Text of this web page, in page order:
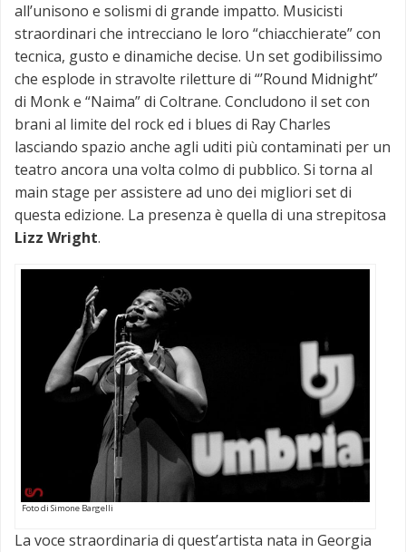
all’unisono e solismi di grande impatto. Musicisti
straordinari che intrecciano le loro “chiacchierate” con
tecnica, gusto e dinamiche decise. Un set godibilissimo
che esplode in stravolte riletture di “’Round Midnight”
di Monk e “Naima” di Coltrane. Concludono il set con
brani al limite del rock ed i blues di Ray Charles
lasciando spazio anche agli uditi più contaminati per un
teatro ancora una volta colmo di pubblico. Si torna al
main stage per assistere ad uno dei migliori set di
questa edizione. La presenza è quella di una strepitosa
Lizz Wright.
Foto di Simone Bargelli
La voce straordinaria di quest’artista nata in Georgia